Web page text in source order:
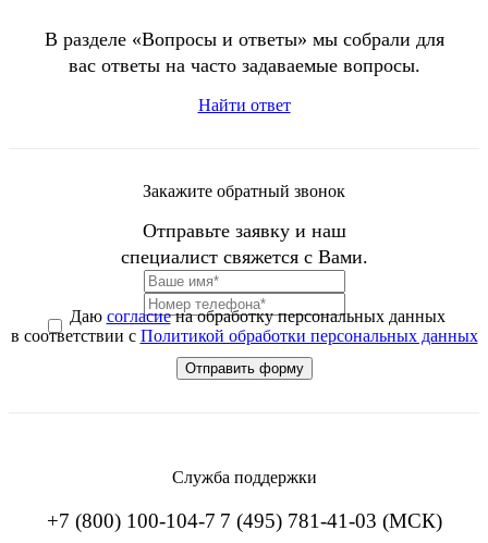
В разделе «Вопросы и ответы» мы собрали для
вас ответы на часто задаваемые вопросы.
Найти ответ
Закажите обратный звонок
Отправьте заявку и наш
специалист свяжется с Вами.
Даю согласиена обработку персональных данных
в соответствии с Политикой обработки персональных данных
Служба поддержки
+7 (800) 100-104-7 7 (495) 781-41-03 (МСК)